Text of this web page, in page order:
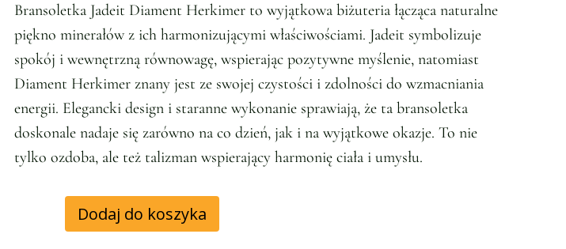
Bransoletka Jadeit Diament Herkimer to wyjątkowa biżuteria łącząca naturalne
piękno minerałów z ich harmonizującymi właściwościami. Jadeit symbolizuje
spokój i wewnętrzną równowagę, wspierając pozytywne myślenie, natomiast
Diament Herkimer znany jest ze swojej czystości i zdolności do wzmacniania
energii. Elegancki design i staranne wykonanie sprawiają, że ta bransoletka
doskonale nadaje się zarówno na co dzień, jak i na wyjątkowe okazje. To nie
tylko ozdoba, ale też talizman wspierający harmonię ciała i umysłu.
Dodaj do koszyka